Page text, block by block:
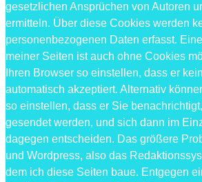
gesetzlichen Ansprüchen von Autoren
ermitteln. Über diese Cookies werden
personenbezogenen Daten erfasst.
meiner Seiten ist auch ohne Cookies
Ihren Browser so einstellen, dass er
automatisch akzeptiert. Alternativ
so einstellen, dass er Sie
gesendet werden, und sich dann im
dagegen entscheiden. Das größere
und Wordpress, also das
dem ich diese Seiten baue. Entgegen